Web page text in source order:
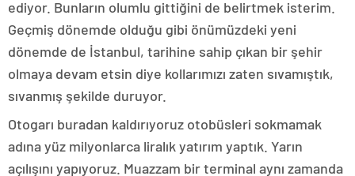
ediyor. Bunların olumlu gittiğini de belirtmek isterim.
Geçmiş dönemde olduğu gibi önümüzdeki yeni
dönemde de İstanbul, tarihine sahip çıkan bir şehir
olmaya devam etsin diye kollarımızı zaten sıvamıştık,
sıvanmış şekilde duruyor.
Otogarı buradan kaldırıyoruz otobüsleri sokmamak
adına yüz milyonlarca liralık yatırım yaptık. Yarın
açılışını yapıyoruz. Muazzam bir terminal aynı zamanda